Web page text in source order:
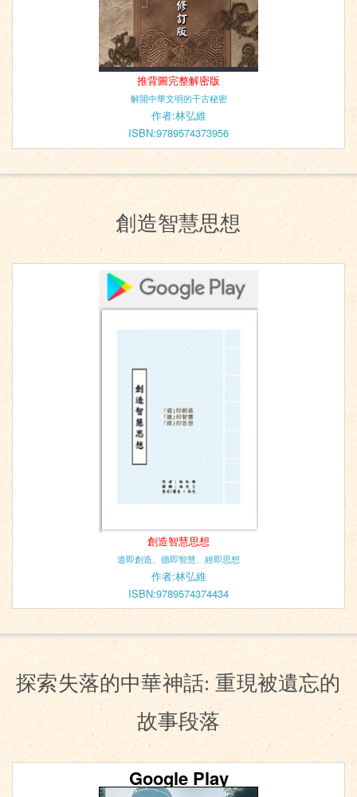
推背圖完整解密版
解開中華文明的千古秘密
作者:林弘維
ISBN:9789574373956
創造智慧思想
創造智慧思想
道即創造、德即智慧、經即思想
作者:林弘維
ISBN:9789574374434
探索失落的中華神話: 重現被遺忘的
故事段落
Google Play